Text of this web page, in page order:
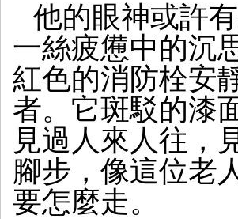
他的眼神或許
一絲疲憊中的沉
紅色的消防栓安
者。它斑駁的漆
見過人來人往，
腳步，像這位老
要怎麼走。